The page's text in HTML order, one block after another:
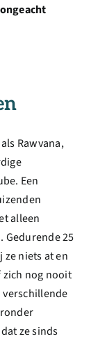
Rawvana,
Een
alleen
Gedurende 25
ze niets at en
zich nog nooit
verschillende
ze sinds